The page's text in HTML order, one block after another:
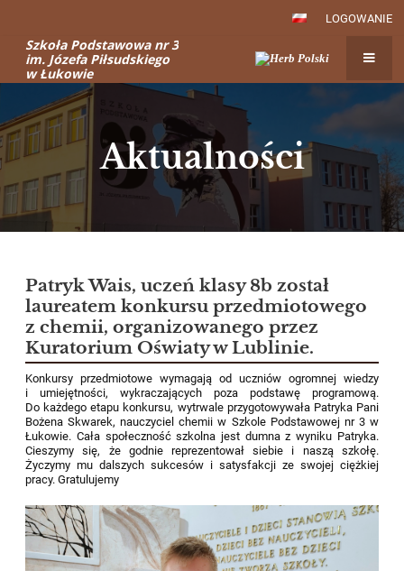
LOGOWANIE
Szkoła Podstawowa nr 3
im. Józefa Piłsudskiego
w Łukowie
Aktualności
Patryk Wais, uczeń klasy 8b został
laureatem konkursu przedmiotowego
z chemii, organizowanego przez
Kuratorium Oświaty w Lublinie.
Konkursy przedmiotowe wymagają od uczniów ogromnej wiedzy
i umiejętności, wykraczających poza podstawę programową.
Do każdego etapu konkursu, wytrwale przygotowywała Patryka Pani
Bożena Skwarek, nauczyciel chemii w Szkole Podstawowej nr 3 w
Łukowie. Cała społeczność szkolna jest dumna z wyniku Patryka.
Cieszymy się, że godnie reprezentował siebie i naszą szkołę.
Życzymy mu dalszych sukcesów i satysfakcji ze swojej ciężkiej
pracy. Gratulujemy